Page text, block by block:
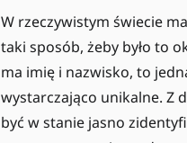
W rzeczywistym świecie
taki sposób, żeby było to
ma imię i nazwisko, to
wystarczająco unikalne. Z
być w stanie jasno